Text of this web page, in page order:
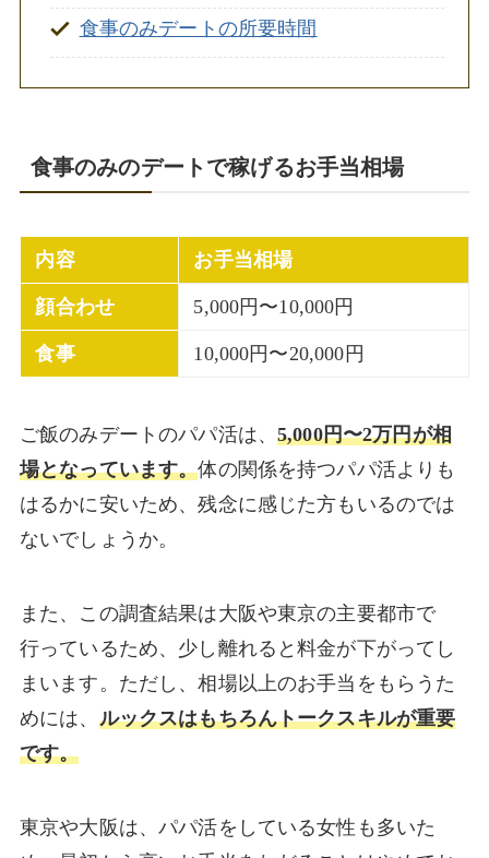
食事のみデートの所要時間
食事のみのデートで稼げるお手当相場
内容 お手当相場
顔合わせ 5,000円〜10,000円
食事 10,000円〜20,000円
ご飯のみデートのパパ活は、5,000円〜2万円が相
場となっています。体の関係を持つパパ活よりも
はるかに安いため、残念に感じた方もいるのでは
ないでしょうか。
また、この調査結果は大阪や東京の主要都市で
行っているため、少し離れると料金が下がってし
まいます。ただし、相場以上のお手当をもらうた
めには、 ルックスはもちろんトークスキルが重要
です。
東京や大阪は、パパ活をしている女性も多いた